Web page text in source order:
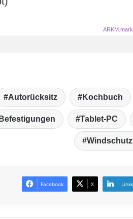
Autorücksitz Kochbuch
Tablet-PC
Facebook X